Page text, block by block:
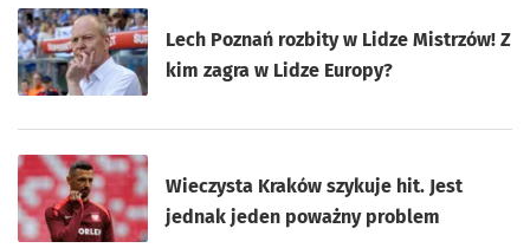
Lech Poznań rozbity w Lidze Mistrzów! Z
kim zagra w Lidze Europy?
Wieczysta Kraków szykuje hit. Jest
jednak jeden poważny problem